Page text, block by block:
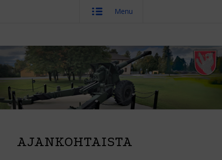
Menu
AJANKOHTAISTA